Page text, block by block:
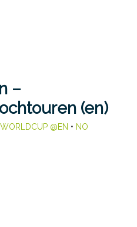
–
(en)
WORLDCUP @EN • NO